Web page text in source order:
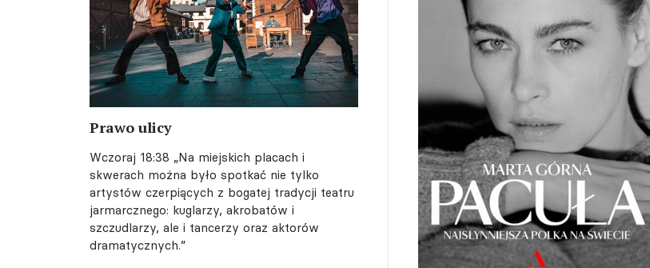
Prawo ulicy
Wczoraj 18:38 „Na miejskich placach i
skwerach można było spotkać nie tylko
artystów czerpiących z bogatej tradycji teatru
jarmarcznego: kuglarzy, akrobatów i
szczudlarzy, ale i tancerzy oraz aktorów
dramatycznych.”